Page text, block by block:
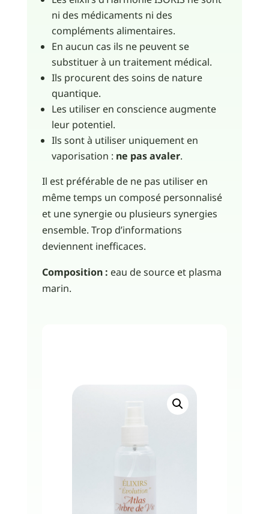
ni des médicaments ni des
compléments alimentaires.
En aucun cas ils ne peuvent se
substituer à un traitement médical.
Ils procurent des soins de nature
quantique.
Les utiliser en conscience augmente
leur potentiel.
Ils sont à utiliser uniquement en
vaporisation : ne pas avaler.
Il est préférable de ne pas utiliser en
même temps un composé personnalisé
et une synergie ou plusieurs synergies
ensemble. Trop d’informations
deviennent inefficaces.
Composition : eau de source et plasma
marin.